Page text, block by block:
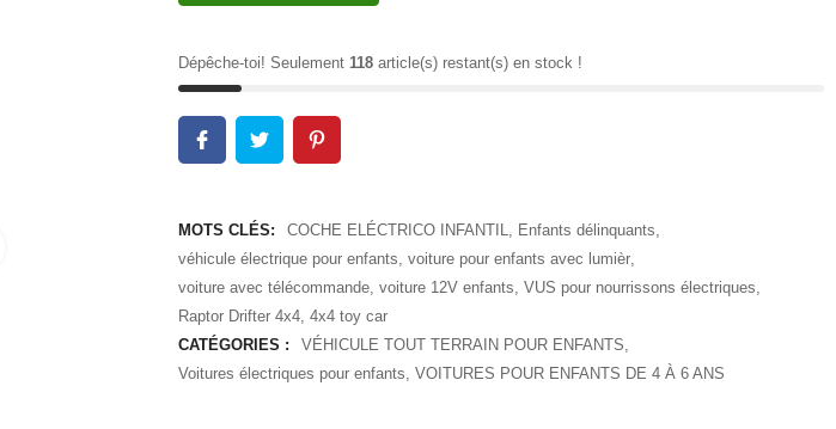
Dépêche-toi! Seulement 118article(s) restant(s) en stock !
MOTS CLÉS: COCHE ELÉCTRICO INFANTIL, Enfants délinquants,
véhicule électrique pour enfants, voiture pour enfants avec lumièr,
voiture avec télécommande, voiture 12V enfants, VUS pour nourrissons électriques,
Raptor Drifter 4x4, 4x4 toy car
CATÉGORIES :
VÉHICULE TOUT TERRAIN POUR ENFANTS,
Voitures électriques pour enfants, VOITURES POUR ENFANTS DE 4 À 6 ANS